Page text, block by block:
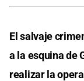
El salvaje
a la esquina de
realizar la